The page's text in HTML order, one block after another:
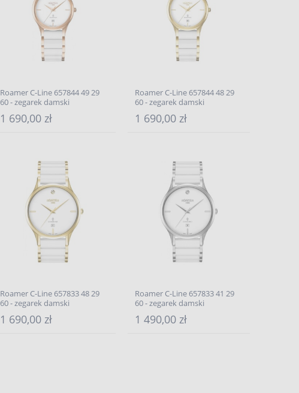
Roamer C-Line 657844 49 29
60 - zegarek damski
1 690,00 zł
Roamer C-Line 657844 48 29
60 - zegarek damski
1 690,00 zł
Roamer C-Line 657833 48 29
60 - zegarek damski
1 690,00 zł
Roamer C-Line 657833 41 29
60 - zegarek damski
1 490,00 zł